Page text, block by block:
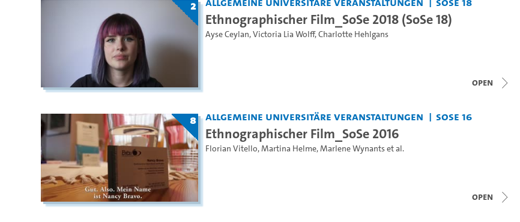
2
Ethnographischer Film_SoSe 2018 (SoSe 18)
Ayse Ceylan,Victoria Lia Wolff,Charlotte Hehlgans
open
8 Allgemeine universitäre Veranstaltungen SoSe 16
Ethnographischer Film_SoSe 2016
Florian Vitello,Martina Helme,Marlene Wynantset al.
open